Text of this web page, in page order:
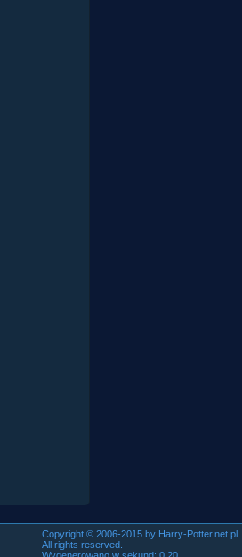
Copyright © 2006-2015 by Harry-Potter.net.pl
All rights reserved.